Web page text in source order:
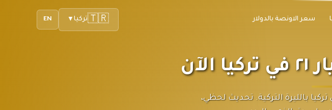
سعر الاونصة بالدولار EN 🇹🇷تركيا ▼
أحدث سعر جرام الذهب عيار ٢١ في تركيا بالليرة التركية. تحديث لحظي،